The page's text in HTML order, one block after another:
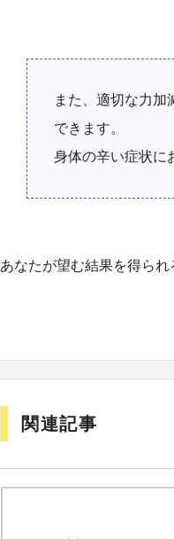
また、適切な力加
できます。
身体の辛い症状に
あなたが望む結果を得られ
関連記事